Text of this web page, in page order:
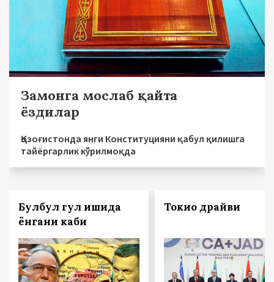
Замонга мослаб қайта
ёздилар
Қозоғистонда янги Конституцияни қабул қилишга
тайёргарлик кўрилмоқда
Булбул гул ишқида
ёнгани каби
Токио драйви